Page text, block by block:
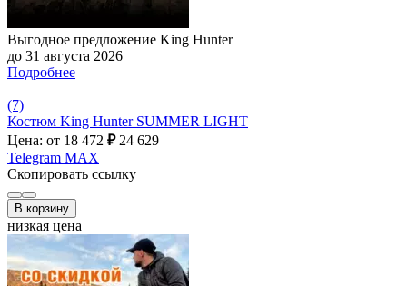
Выгодное предложение King Hunter
до 31 августа 2026
Подробнее
(7)
Костюм King Hunter SUMMER LIGHT
Цена: от 18 472 ₽ 24 629
Telegram MAX
Скопировать ссылку
В корзину
низкая цена